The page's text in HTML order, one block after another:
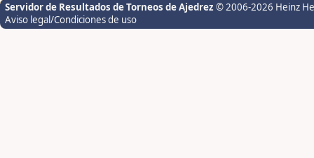
Servidor de Resultados de Torneos de Ajedrez © 2006-2026 Heinz
Aviso legal/Condiciones de uso